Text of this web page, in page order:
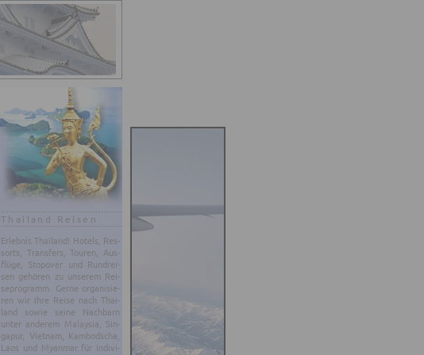
Thailand Reisen
Er­leb­nis Thai­land! Ho­tels, Res­
sorts, Trans­fers, Tou­ren, Aus­
flü­ge, Sto­po­ver und Rund­rei­
sen ge­hö­ren zu un­se­rem Rei­
se­pro­gramm. Gerne or­ga­ni­sie­
ren wir Ihre Reise nach Thai­
land sowie seine Nach­barn
unter an­de­rem Ma­lay­sia, Sin­
ga­pur, Viet­nam, Kam­bo­dscha,
Laos und Myan­mar für In­di­vi­